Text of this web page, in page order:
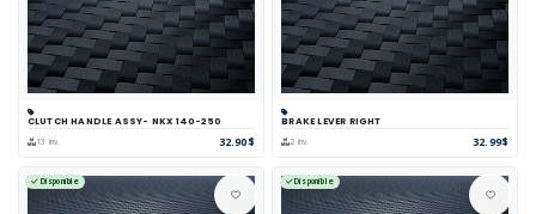
CLUTCH HANDLE ASSY- NKX 140-250
13 inv. 32.90$
BRAKE LEVER RIGHT
2 inv. 32.99$
Disponible Disponible